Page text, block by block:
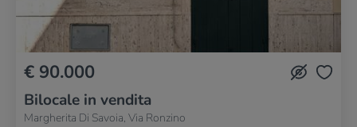
€ 90.000
Bilocale in vendita
Margherita Di Savoia, Via Ronzino